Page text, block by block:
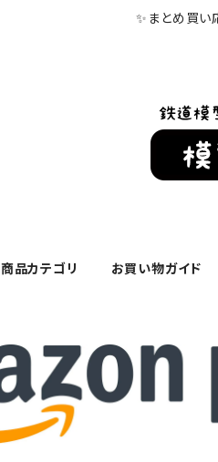
✨まとめ買
商品カテゴリ お買い物ガイド